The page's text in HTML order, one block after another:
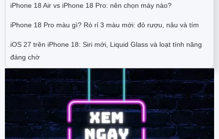
iPhone 18 Air vs iPhone 18 Pro: nên chọn máy nào?
iPhone 18 Pro màu gì? Rò rỉ 3 màu mới: đỏ rượu, nâu và tím
iOS 27 trên iPhone 18: Siri mới, Liquid Glass và loạt tính năng
đáng chờ